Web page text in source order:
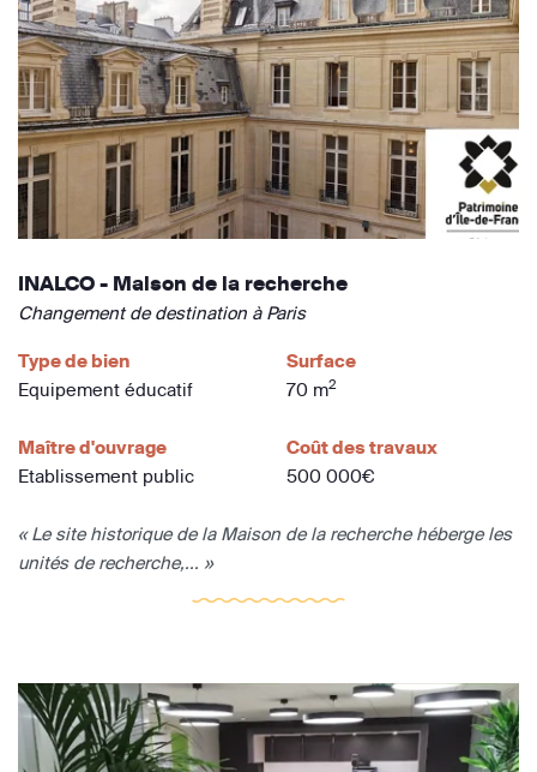
INALCO - Maison de la recherche
Changement de destination à Paris
Type de bien
Equipement éducatif
Surface
70 m2
Maître d'ouvrage
Etablissement public
Coût des travaux
500 000€
« Le site historique de la Maison de la recherche héberge les
unités de recherche,... »